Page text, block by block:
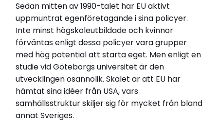
Sedan mitten av 1990-talet har EU aktivt
uppmuntrat egenföretagande i sina policyer.
Inte minst högskoleutbildade och kvinnor
förväntas enligt dessa policyer vara grupper
med hög potential att starta eget. Men enligt en
studie vid Göteborgs universitet är den
utvecklingen osannolik. Skälet är att EU har
hämtat sina idéer från USA, vars
samhällsstruktur skiljer sig för mycket från bland
annat Sveriges.